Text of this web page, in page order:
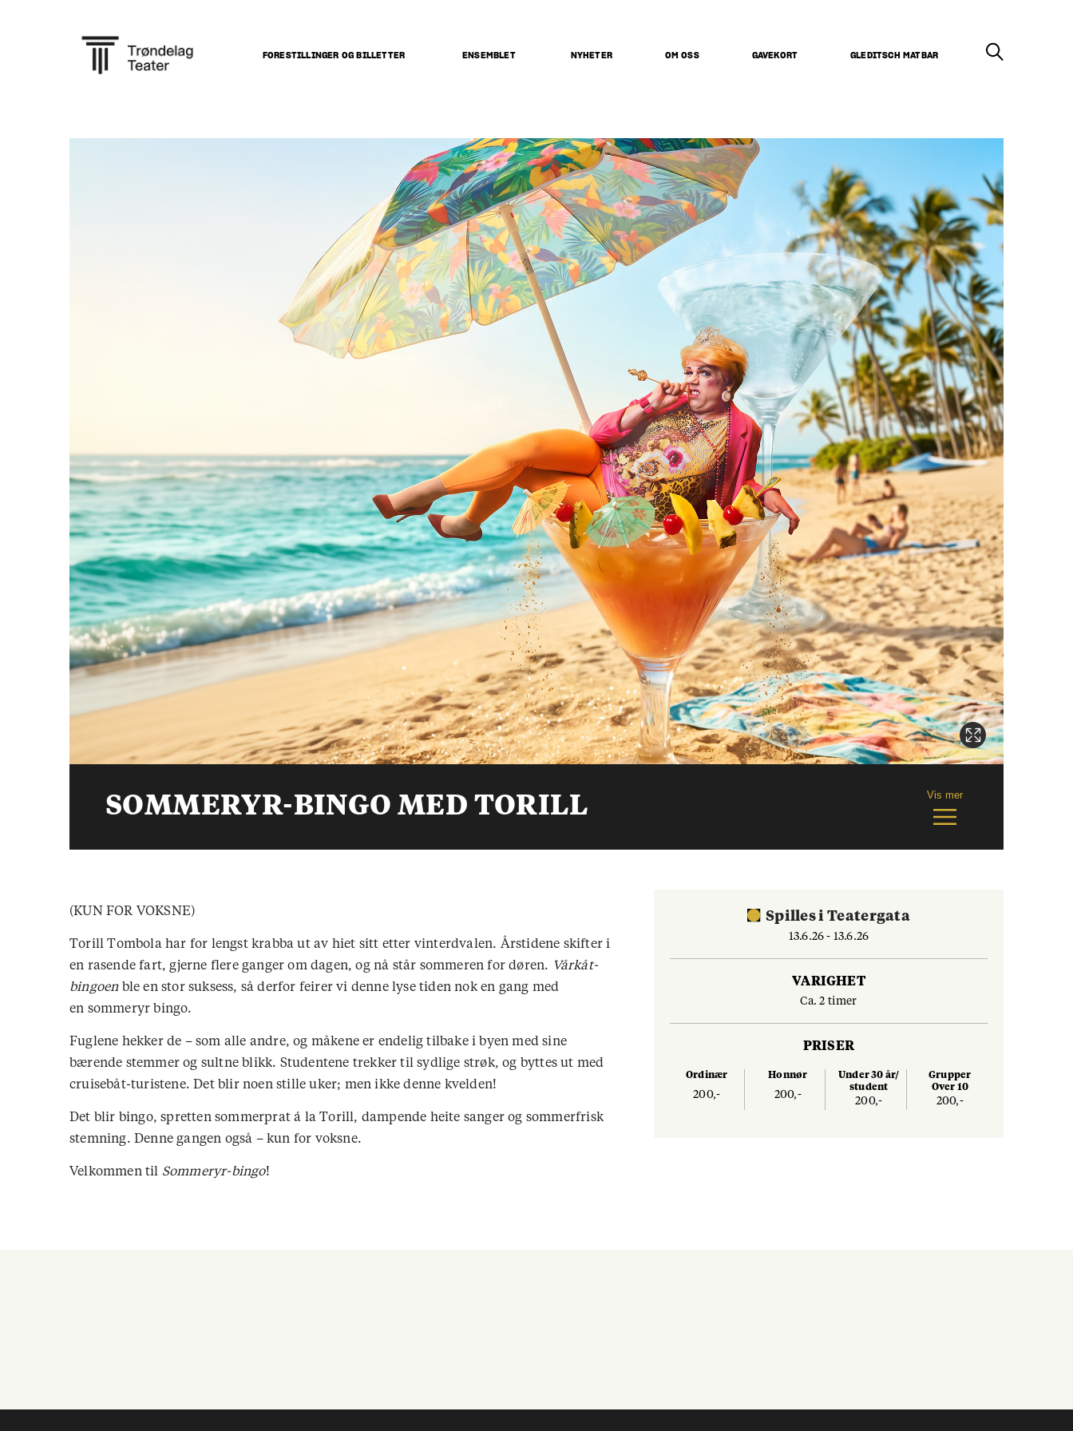
FORESTILLINGER OG BILLETTER ENSEMBLET NYHETER OM OSS GAVEKORT GLEDITSCH MATBAR
SOMMERYR-BINGO MED TORILL Vis mer
Spillesi Teatergata
13.6.26 - 13.6.26
VARIGHET
Ca. 2 timer
PRISER
Ordinær
200,-
Honnør
200,-
Under 30 år/
student
200,-
Grupper
Over 10
200,-
(KUN FOR VOKSNE)
Torill Tombola har for lengst krabba ut av hiet sitt etter vinterdvalen. Årstidene skifter i
en rasende fart, gjerne flere ganger om dagen, og nå står sommeren for døren. Vårkåt-
bingoenble en stor suksess, så derfor feirer vi denne lyse tiden nok en gang med
en sommeryr bingo.
Fuglene hekker de – som alle andre, og måkene er endelig tilbake i byen med sine
bærende stemmer og sultne blikk. Studentene trekker til sydlige strøk, og byttes ut med
cruisebåt-turistene. Det blir noen stille uker; men ikke denne kvelden!
Det blir bingo, spretten sommerprat á la Torill, dampende heite sanger og sommerfrisk
stemning. Denne gangen også – kun for voksne.
Velkommen til Sommeryr-bingo!